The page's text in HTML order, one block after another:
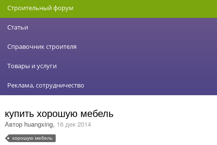
Строительный форум
Статьи
Справочник строителя
Товары и услуги
Реклама, сотрудничество
купить хорошую мебель
Автор huangxing, 16 дек 2014
хорошую мебель